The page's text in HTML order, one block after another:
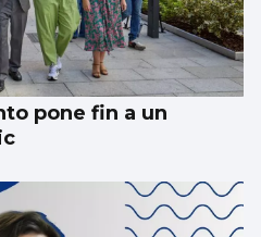
pone fin a un